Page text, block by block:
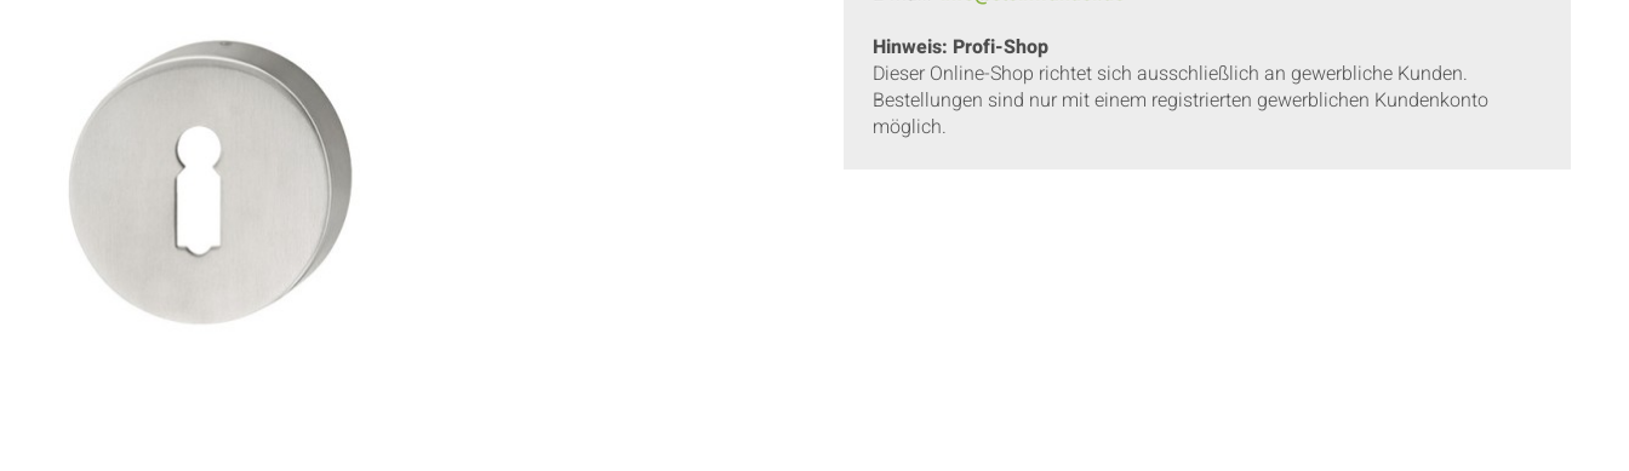
Hinweis: Profi-Shop
Dieser Online-Shop richtet sich ausschließlich an gewerbliche Kunden.
Bestellungen sind nur mit einem registrierten gewerblichen Kundenkonto
möglich.